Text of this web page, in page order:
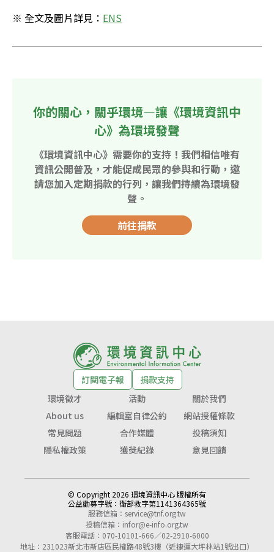
※ 全文及圖片詳見： ENS
你的關心，關乎環境—讓《環境資訊中
心》為環境發聲
《環境資訊中心》需要你的支持！我們相信唯有
資訊公開普及，才能促成民眾的參與和行動，邀
請您加入定期捐款的行列，讓我們持續為環境發
聲。
前往捐款
訂閱電子報
捐款支持
環境徵才
活動
關於我們
About us
編輯室自律公約
網站授權條款
常見問題
合作媒體
投稿須知
隱私權政策
獲獎紀錄 意見回饋
© Copyright 2026 環境資訊中心 版權所有
公益勸募字號： 衛部救字第1141364365號
服務信箱： service@tnf.org.tw
投稿信箱： infor@e-info.org.tw
客服電話：070-10101-666／02-2910-6000
地址：231023新北市新店區民權路48號3樓（近捷運大坪林站1號出口）